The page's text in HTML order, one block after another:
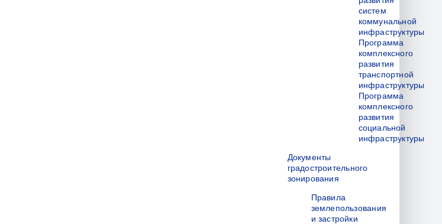
систем
коммунальной
инфраструктуры
Программа
комплексного
развития
транспортной
инфраструктуры
Программа
комплексного
развития
социальной
инфраструктуры
Документы
градостроительного
зонирования
Правила
землепользования
и застройки